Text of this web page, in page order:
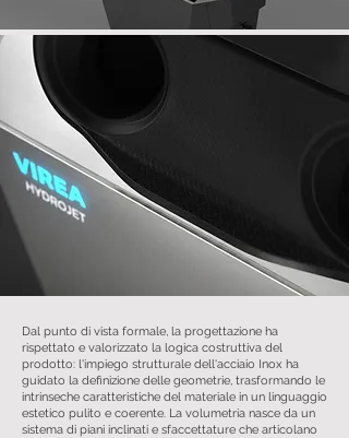
Dal punto di vista formale, la progettazione ha
rispettato e valorizzato la logica costruttiva del
prodotto: l'impiego strutturale dell'acciaio Inox ha
guidato la definizione delle geometrie, trasformando le
intrinseche caratteristiche del materiale in un linguaggio
estetico pulito e coerente. La volumetria nasce da un
sistema di piani inclinati e sfaccettature che articolano